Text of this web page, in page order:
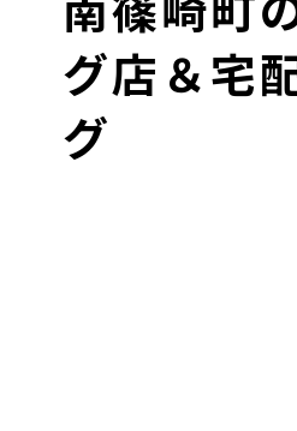
グ店＆宅
グ